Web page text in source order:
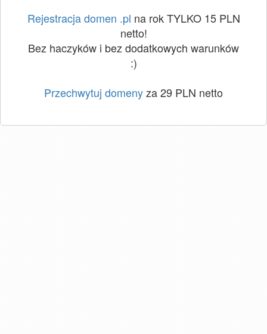
Rejestracja domen .pl na rok TYLKO 15 PLN
netto!
Bez haczyków i bez dodatkowych warunków
:)
Przechwytuj domenyza 29 PLN netto